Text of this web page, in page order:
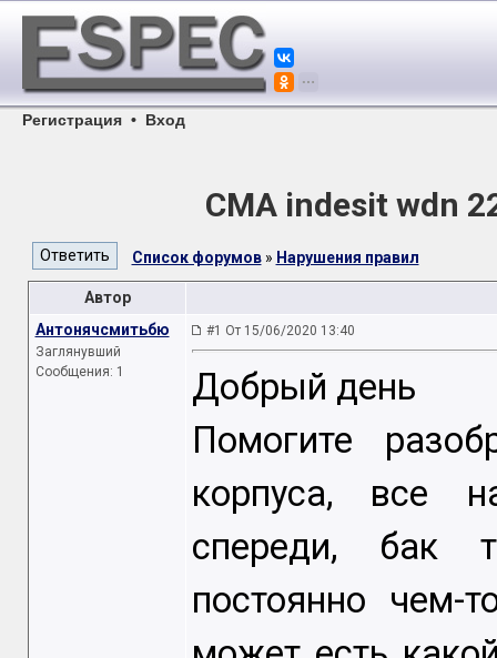
Регистрация • Вход
СМА indesit wdn
Список форумов» Нарушения правил
Автор
Антонячсмитьбю
Заглянувший
Сообщения: 1
#1 От 15/06/2020 13:40
Добрый день
Помогите
корпуса, все
спереди, бак
постоянно чем-